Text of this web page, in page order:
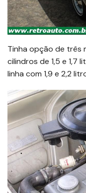
Tinha opção de três
cilindros de 1,5 e 1,7
linha com 1,9 e 2,2